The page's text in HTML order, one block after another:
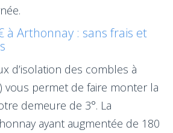
à Arthonnay : sans frais et
d’isolation des combles à
vous permet de faire monter la
demeure de 3°. La
ayant augmentée de 180